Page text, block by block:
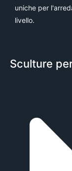
uniche per
livello.
Sculture